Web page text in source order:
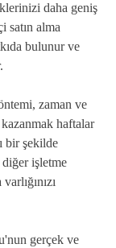
daha geniş
satın alma
bulunur ve
zaman ve
haftalar
bir şekilde
işletme
gerçek ve